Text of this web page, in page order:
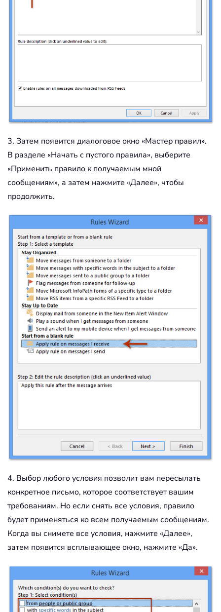
3. Затем появится диалоговое окно «Мастер правил».
В разделе «Начать с пустого правила», выберите
«Применить правило к получаемым мной
сообщениям», а затем нажмите «Далее», чтобы
продолжить.
4. Выбор любого условия позволит вам пересылать
конкретное письмо, которое соответствует вашим
требованиям. Но если снять все условия, правило
будет применяться ко всем получаемым сообщениям.
Когда вы снимете все условия, нажмите «Далее»,
затем появится всплывающее окно, нажмите «Да».